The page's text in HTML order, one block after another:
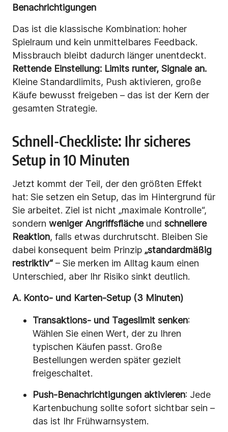
Benachrichtigungen
Das ist die klassische Kombination: hoher
Spielraum und kein unmittelbares Feedback.
Missbrauch bleibt dadurch länger unentdeckt.
Rettende Einstellung: Limits runter, Signale an.
Kleine Standardlimits, Push aktivieren, große
Käufe bewusst freigeben – das ist der Kern der
gesamten Strategie.
Schnell-Checkliste: Ihr sicheres
Setup in 10 Minuten
Jetzt kommt der Teil, der den größten Effekt
hat: Sie setzen ein Setup, das im Hintergrund für
Sie arbeitet. Ziel ist nicht „maximale Kontrolle“,
sondern weniger Angriffsflächeund schnellere
Reaktion, falls etwas durchrutscht. Bleiben Sie
dabei konsequent beim Prinzip „standardmäßig
restriktiv“– Sie merken im Alltag kaum einen
Unterschied, aber Ihr Risiko sinkt deutlich.
A. Konto- und Karten-Setup (3 Minuten)
Transaktions- und Tageslimit senken:
Wählen Sie einen Wert, der zu Ihren
typischen Käufen passt. Große
Bestellungen werden später gezielt
freigeschaltet.
Push-Benachrichtigungen aktivieren: Jede
Kartenbuchung sollte sofort sichtbar sein –
das ist Ihr Frühwarnsystem.